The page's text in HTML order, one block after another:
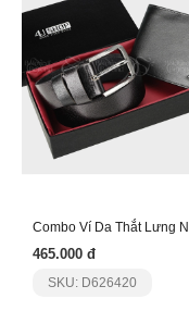
465.000 đ
SKU: D626420